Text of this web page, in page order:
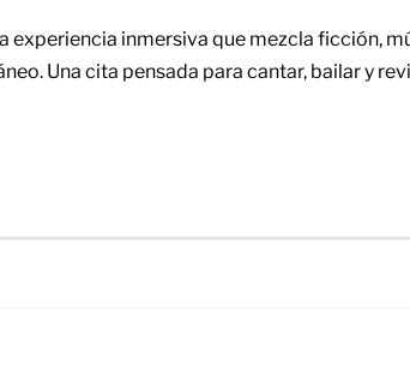
experiencia inmersiva que mezcla ficción,
Una cita pensada para cantar, bailar y